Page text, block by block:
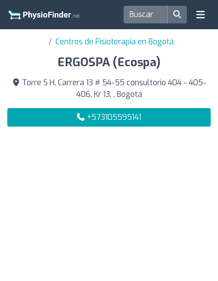
Centros de Fisioterapia en Bogotá
ERGOSPA (Ecospa)
Torre S H, Carrera 13 # 54-55 consultorio 404 - 405-
406, Kr 13, , Bogotá
+573105595141